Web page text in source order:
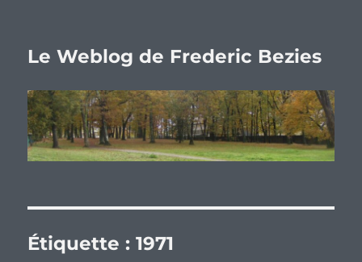
Le Weblog de Frederic Bezies
Étiquette :1971